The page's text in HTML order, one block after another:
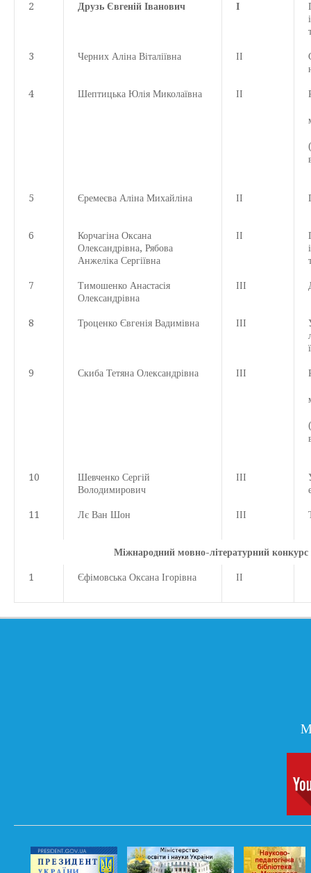
2 Друзь Євгеній Іванович І
3 Черних Аліна Віталіївна ІІ
4 Шептицька Юлія Миколаївна ІІ
5 Єремеєва Аліна Михайліна ІІ
6
Корчагіна Оксана
Олександрівна, Рябова
Анжеліка Сергіївна
ІІ
7
Тимошенко Анастасія
Олександрівна
ІІІ
8 Троценко Євгенія Вадимівна ІІІ
9 Скиба Тетяна Олександрівна ІІІ
10
Шевченко Сергій
Володимирович
ІІІ
11 Лє Ван Шон ІІІ
Міжнародний мовно-літературний конкурс
1 Єфімовська Оксана Ігорівна ІІ